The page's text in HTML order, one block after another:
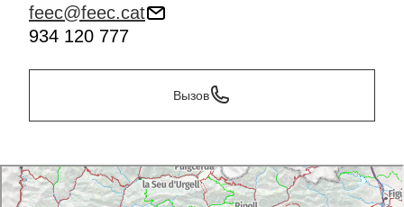
feec@feec.cat
934 120 777
Вызов